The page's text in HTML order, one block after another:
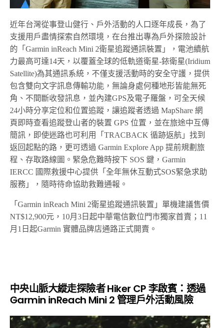
近年台灣從事登山健行、戶外活動的人口逐年成長，為了
支援用戶盡情探索自然環境，在台推出專為戶外探險設計
的「Garmin inReach Mini 2衛星追蹤通訊裝置」，電池續航
力最高可達14天，以覆蓋全球的低軌道衛星-銥衛星(Iridium
Satellite)為其通訊系統，不僅支援活動時的安全守護，提供
包含雙向文字訊息傳輸功能，無論身處何種地形皆能無死
角、不間斷收發訊息，並內建GPS及電子羅盤，可全天候
24小時分享定位和位置追蹤，讓追蹤者透過 MapShare 網
頁即時查看追蹤登山者的裝置 GPS 位置，並在旅途中互傳
簡訊，即使迷路也可利用「TRACBACK 循跡返航」找到
返回起點的路，更可透過 Garmin Explore App 提前規劃旅
程、存取路線圖。緊急危難時按下 SOS 鍵，Garmin
IERCC 國際救援中心提供「全年無休互動式SOS緊急求助
服務」，隨時待命協助救難通報。
「Garmin inReach Mini 2衛星追蹤通訊裝置」單機建議售價
NT$12,900元，10月3日起中華電信數位門市獨家首賣；11
月1日起Garmin 實體品牌店通路正式開賣。
中央山脈大縱走探險者 Hiker CP 李啟賓：透過
Garmin inReach Mini 2 管理戶外活動風險